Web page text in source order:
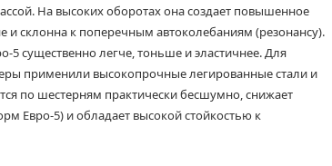
На высоких оборотах она создает повышенное
и склонна к поперечным автоколебаниям (резонансу).
5 существенно легче, тоньше и эластичнее. Для
применили высокопрочные легированные стали и
по шестерням практически бесшумно, снижает
Евро-5) и обладает высокой стойкостью к